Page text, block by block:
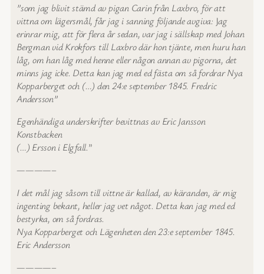
”som jag blivit stämd av pigan Carin från Laxbro, för att
vittna om lägersmål, får jag i sanning följande avgiva: Jag
erinrar mig, att för flera år sedan, var jag i sällskap med Johan
Bergman vid Krokfors till Laxbro där hon tjänte, men huru han
låg, om han låg med henne eller någon annan av pigorna, det
minns jag icke. Detta kan jag med ed fästa om så fordrar Nya
Kopparberget och (…) den 24:e september 1845. Fredric
Andersson”
Egenhändiga underskrifter bevittnas av Eric Jansson
Konstbacken
(…) Ersson i Elgfall.”
————–
I det mål jag såsom till vittne är kallad, av käranden, är mig
ingenting bekant, heller jag vet något. Detta kan jag med ed
bestyrka, om så fordras.
Nya Kopparberget och Lägenheten den 23:e september 1845.
Eric Andersson
————–